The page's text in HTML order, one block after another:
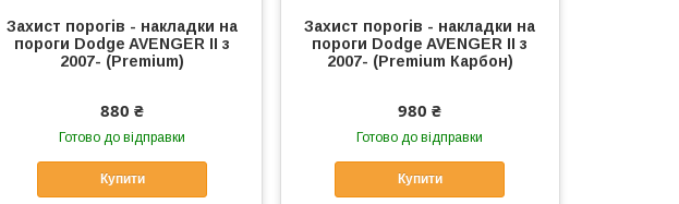
Захист порогів - накладки на
пороги Dodge AVENGER II з
2007- (Premium)
880 ₴
Готово до відправки
Купити
Захист порогів - накладки на
пороги Dodge AVENGER II з
2007- (Premium Карбон)
980 ₴
Готово до відправки
Купити